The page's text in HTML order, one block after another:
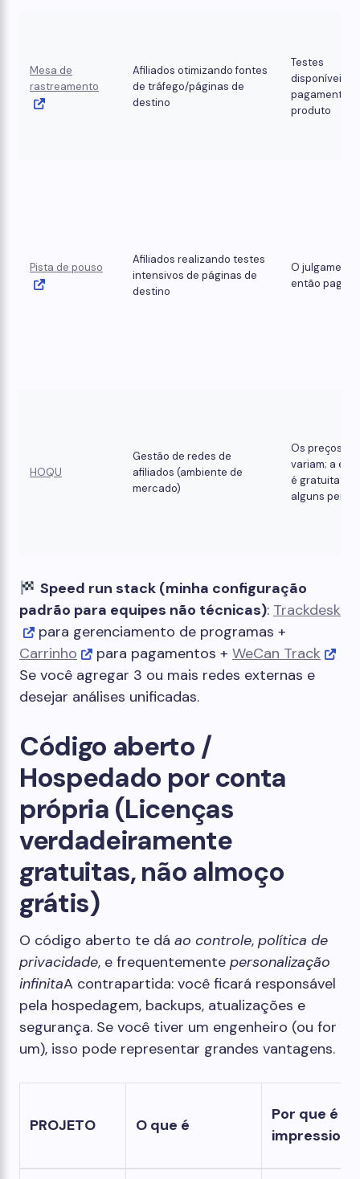
Mesa de
rastreamento
Afiliados otimizando fontes
de tráfego/páginas de
destino
Testes
disponíveis;
pagamento
produto
Pista de pouso
Afiliados realizando testes
intensivos de páginas de
destino
O
então pago.
HOQU
Gestão de redes de
afiliados (ambiente de
mercado)
Os preços
variam; a
é gratuita em
alguns
Speed ​​run stack (minha configuração
padrão para equipes não técnicas): Trackdesk
para gerenciamento de programas +
Carrinho
para pagamentos + WeCan Track
Se você agregar 3 ou mais redes externas e
desejar análises unificadas.
Código aberto /
Hospedado por conta
própria (Licenças
verdadeiramente
gratuitas, não almoço
grátis)
O código aberto te dá ao controle, política de
privacidade, e frequentemente personalização
infinitaA contrapartida: você ficará responsável
pela hospedagem, backups, atualizações e
segurança. Se você tiver um engenheiro (ou for
um), isso pode representar grandes vantagens.
PROJETO O que é
Por que é